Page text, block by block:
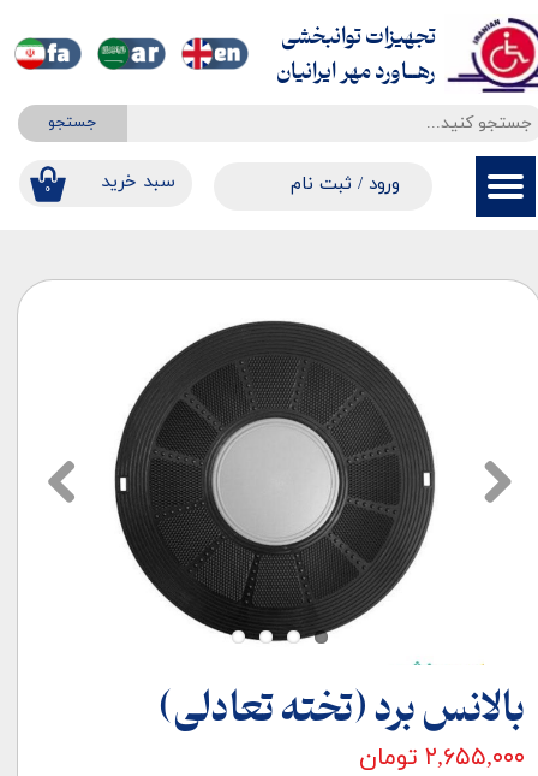
جستجو
۰ ​​سبد خرید ورود / ثبت نام
حساب کاربری من
سفارشات
خروج از حساب کاربری
تجهیزات توانبخشی
​​​​​​​رهــاورد مهر ایرانیان
بالانس برد (تخته تعادلی)
۲,۶۵۵,۰۰۰ تومان